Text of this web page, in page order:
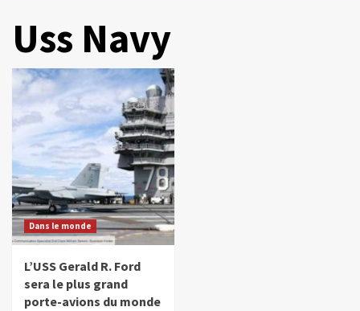
Uss Navy
Dans le monde
L’USS Gerald R. Ford
sera le plus grand
porte-avions du monde